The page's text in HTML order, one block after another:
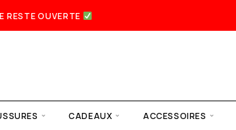
OUVERTE
CADEAUX ACCESSOIRES